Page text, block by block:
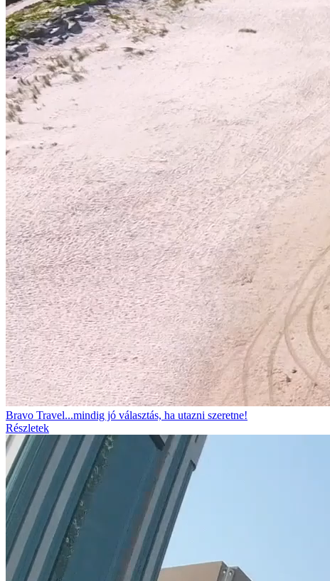
Bravo Travel...mindig jó választás, ha utazni szeretne!
Részletek